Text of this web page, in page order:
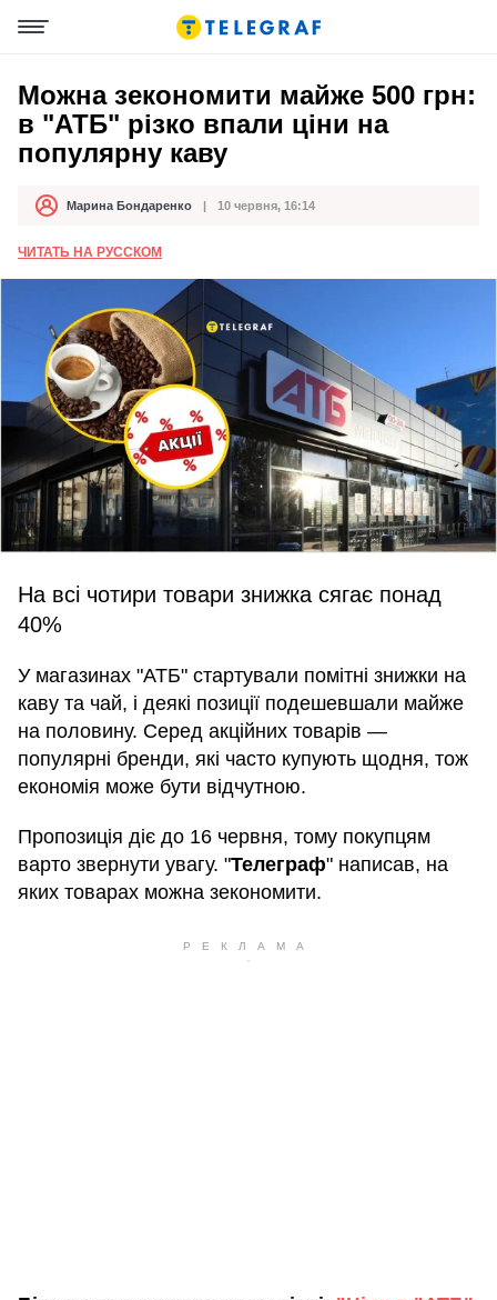
Можна зекономити майже 500 грн:
в "АТБ" різко впали ціни на
популярну каву
АвторМарина Бондаренко
Дата публікації 10 червня, 16:14
ЧИТАТЬ НА РУССКОМ
На всі чотири товари знижка сягає понад
40%
У магазинах "АТБ" стартували помітні знижки на
каву та чай, і деякі позиції подешевшали майже
на половину. Серед акційних товарів —
популярні бренди, які часто купують щодня, тож
економія може бути відчутною.
Пропозиція діє до 16 червня, тому покупцям
варто звернути увагу. "Телеграф" написав, на
яких товарах можна зекономити.